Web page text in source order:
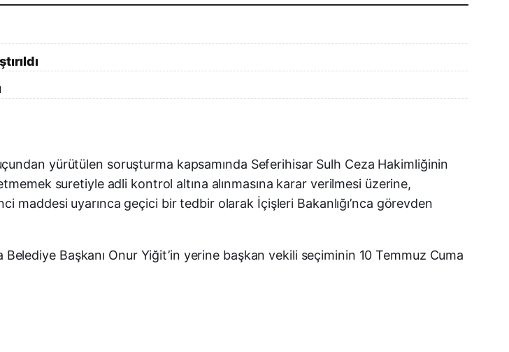
Telegram
LinkedIn
yürütülen soruşturma kapsamında Seferihisar Sulh Ceza Hakimliğinin
suretiyle adli kontrol altına alınmasına karar verilmesi üzerine,
maddesi uyarınca geçici bir tedbir olarak İçişleri Bakanlığı’nca görevden
Başkanı Onur Yiğit’in yerine başkan vekili seçiminin 10 Temmuz Cuma